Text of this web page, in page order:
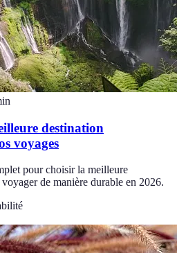
destination
voyages
pour choisir la meilleure
de manière durable en 2026.